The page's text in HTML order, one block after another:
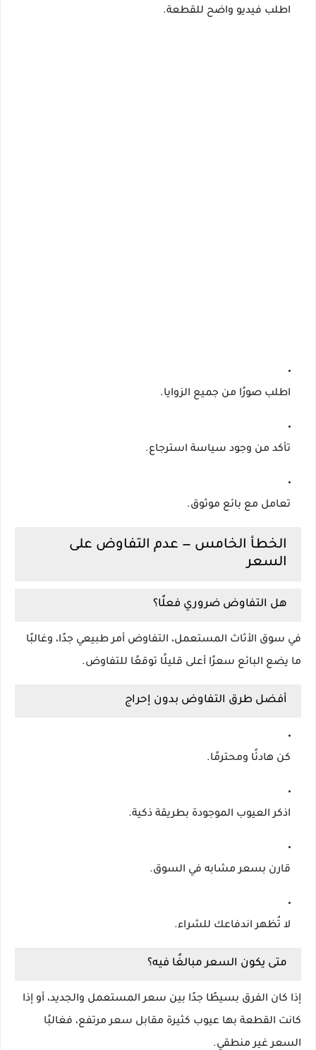
اطلب فيديو واضح للقطعة.
اطلب صورًا من جميع الزوايا.
تأكد من وجود سياسة استرجاع.
تعامل مع بائع موثوق.
الخطأ الخامس — عدم التفاوض على
السعر
هل التفاوض ضروري فعلًا؟
في سوق الأثاث المستعمل، التفاوض أمر طبيعي جدًا، وغالبًا
ما يضع البائع سعرًا أعلى قليلًا توقعًا للتفاوض.
أفضل طرق التفاوض بدون إحراج
كن هادئًا ومحترمًا.
اذكر العيوب الموجودة بطريقة ذكية.
قارن بسعر مشابه في السوق.
لا تُظهر اندفاعك للشراء.
متى يكون السعر مبالغًا فيه؟
إذا كان الفرق بسيطًا جدًا بين سعر المستعمل والجديد، أو إذا
كانت القطعة بها عيوب كثيرة مقابل سعر مرتفع، فغالبًا
السعر غير منطقي.